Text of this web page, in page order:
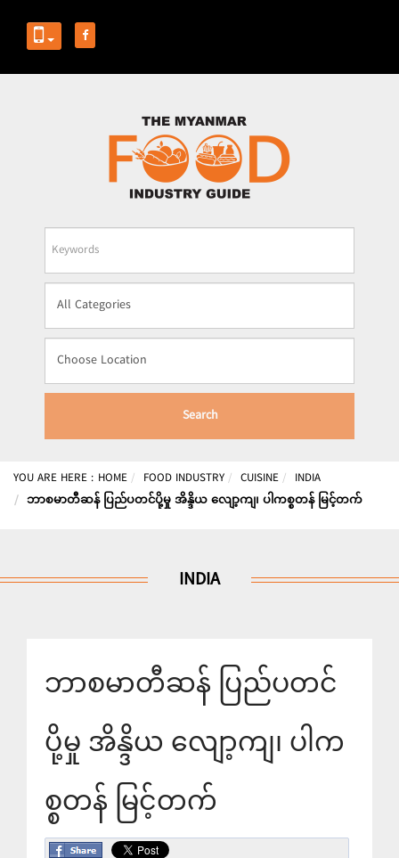
Business
Name
Search
YOU ARE HERE : HOME FOOD INDUSTRY CUISINE
INDIA
ဘာစမာတီဆန် ပြည်ပတင်ပို့မှု အိန္ဒိယ လျော့ကျ၊ ပါကစ္စတန် မြင့်တက်
INDIA
ဘာစမာတီဆန် ပြည်ပတင်
ပို့မှု အိန္ဒိယ လျော့ကျ၊ ပါက
စ္စတန် မြင့်တက်